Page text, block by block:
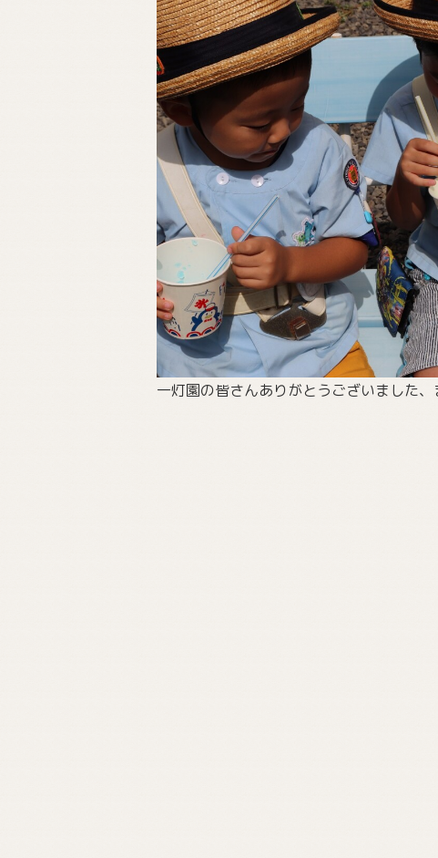
一灯園の皆さんありがとうございました